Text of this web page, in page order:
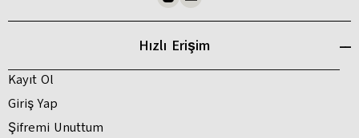
Hızlı Erişim
Kayıt Ol
Giriş Yap
Şifremi Unuttum